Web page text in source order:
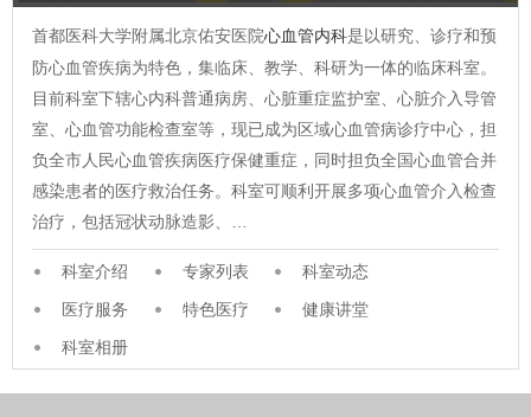
首都医科大学附属北京佑安医院心血管内科是以研究、诊疗和预
防心血管疾病为特色，集临床、教学、科研为一体的临床科室。
目前科室下辖心内科普通病房、心脏重症监护室、心脏介入导管
室、心血管功能检查室等，现已成为区域心血管病诊疗中心，担
负全市人民心血管疾病医疗保健重症，同时担负全国心血管合并
感染患者的医疗救治任务。科室可顺利开展多项心血管介入检查
治疗，包括冠状动脉造影、…
科室介绍 专家列表
科室动态
医疗服务
特色医疗
健康讲堂
科室相册